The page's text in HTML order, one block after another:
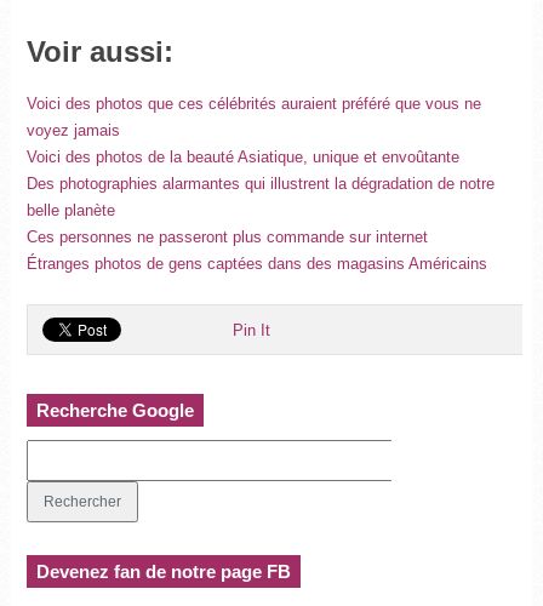
Voir aussi:
Voici des photos que ces célébrités auraient préféré que vous ne
voyez jamais
Voici des photos de la beauté Asiatique, unique et envoûtante
Des photographies alarmantes qui illustrent la dégradation de notre
belle planète
Ces personnes ne passeront plus commande sur internet
Étranges photos de gens captées dans des magasins Américains
Pin It
Recherche Google
Devenez fan de notre page FB